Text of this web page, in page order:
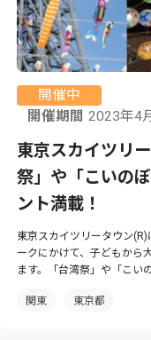
開催中
開催期間 2023年4
東京スカイツリ
祭」や「こいの
ント満載！
東京スカイツリータウン
ークにかけて、子どもから
ます。「台湾祭」や「こい
関東 東京都